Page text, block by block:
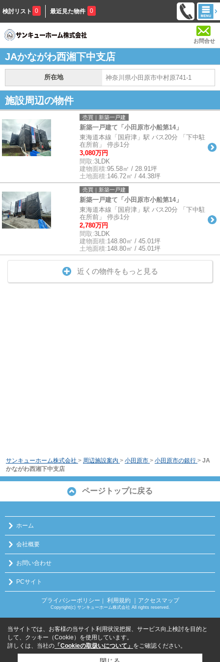
検討リスト 0 最近見た物件 0
お問合せ
JAかながわ西湘下中支店
所在地 神奈川県小田原市中村原741-1
施設周辺の物件
売買｜新築一戸建
新築一戸建て「小田原市小船第14」
東海道本線「国府津」駅 バス20分 「下中駐
在所前」 停歩1分
3,080万円
間取:3LDK
建物面積:95.58㎡ / 28.91坪
土地面積:146.72㎡ / 44.38坪
売買｜新築一戸建
新築一戸建て「小田原市小船第14」
東海道本線「国府津」駅 バス20分 「下中駐
在所前」 停歩1分
2,780万円
間取:3LDK
建物面積:148.80㎡ / 45.01坪
土地面積:148.80㎡ / 45.01坪
近くの物件をもっと見る
サンキューホーム株式会社 > 周辺施設案内 > 小田原市 > 小田原市の銀行 > JA
かながわ西湘下中支店
ページトップに戻る
ホーム
会社概要
お問い合わせ
PCサイト
プライバシーポリシー ｜ 利用規約 ｜アクセスマップ
Copyright(c) サンキューホーム株式会社 All rights reserved.
当サイトでは、お客様の当サイト利用状況把握、サービス向上検討を目的と
して、クッキー（Cookie）を使用しています。
詳しくは、当社の 「Cookieの取扱いについて」 をご確認ください。